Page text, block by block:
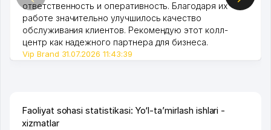
ответственность и оперативность. Благодаря их
работе значительно улучшилось качество
обслуживания клиентов. Рекомендую этот колл-
центр как надежного партнера для бизнеса.
Vip Brand 31.07.2026 11:43:39
Faoliyat sohasi statistikasi: Yo‘l-ta’mirlash ishlari -
xizmatlar